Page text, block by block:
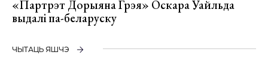
«Партрэт Дорыяна Грэя» Оскара Уайльда
выдалі па-беларуску
ЧЫТАЦЬ ЯШЧЭ